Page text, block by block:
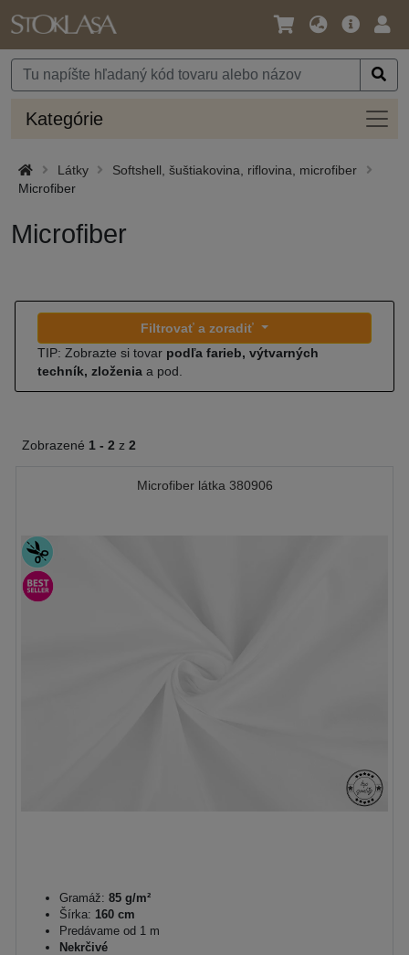
Jazyk
Mena
Hlavná
Kategórie
Látky
Softshell, šuštiakovina, riflovina, microfiber
Microfiber
Microfiber
Filtrovať a zoradiť
TIP: Zobrazte si tovar podľa farieb, výtvarných
techník, zloženia a pod.
Zobrazené 1 - 2 z 2
Microfiber látka 380906
Gramáž: 85 g/m²
Šírka: 160 cm
Predávame od 1 m
Nekrčivé